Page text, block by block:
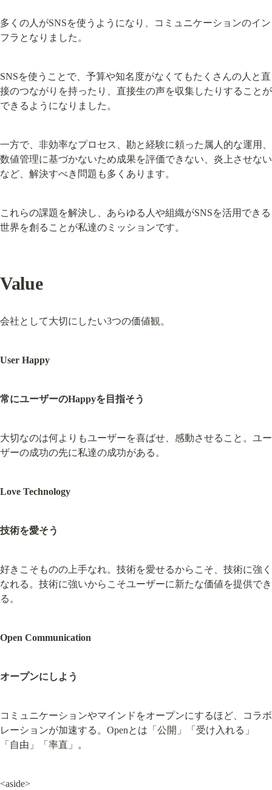
多くの人がSNSを使うようになり、コミュニケーションのイン
フラとなりました。
SNSを使うことで、予算や知名度がなくてもたくさんの人と直
接のつながりを持ったり、直接生の声を収集したりすることが
できるようになりました。
一方で、非効率なプロセス、勘と経験に頼った属人的な運用、
数値管理に基づかないため成果を評価できない、炎上させない
など、解決すべき問題も多くあります。
これらの課題を解決し、あらゆる人や組織がSNSを活用できる
世界を創ることが私達のミッションです。
Value
会社として大切にしたい3つの価値観。
User Happy
常にユーザーのHappyを目指そう
大切なのは何よりもユーザーを喜ばせ、感動させること。ユー
ザーの成功の先に私達の成功がある。
Love Technology
技術を愛そう
好きこそものの上手なれ。技術を愛せるからこそ、技術に強く
なれる。技術に強いからこそユーザーに新たな価値を提供でき
る。
Open Communication
オープンにしよう
コミュニケーションやマインドをオープンにするほど、コラボ
レーションが加速する。Openとは「公開」「受け入れる」
「自由」「率直」。
<aside>